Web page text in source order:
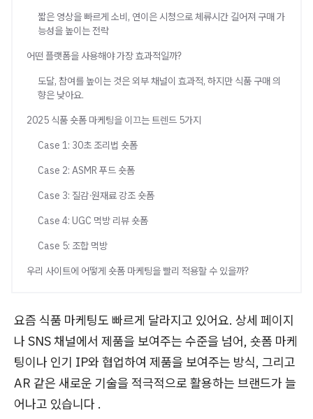
짧은 영상을 빠르게 소비, 연이은 시청으로 체류시간 길어져 구매 가
능성을 높이는 전략
어떤 플랫폼을 사용해야 가장 효과적일까?
도달, 참여를 높이는 것은 외부 채널이 효과적, 하지만 식품 구매 의
향은 낮아요.
2025 식품 숏폼 마케팅을 이끄는 트렌드 5가지
Case 1: 30초 조리법 숏폼
Case 2: ASMR 푸드 숏폼
Case 3: 질감·원재료 강조 숏폼
Case 4: UGC 먹방 리뷰 숏폼
Case 5: 조합 먹방
우리 사이트에 어떻게 숏폼 마케팅을 빨리 적용할 수 있을까?
요즘 식품 마케팅도 빠르게 달라지고 있어요. 상세 페이지
나 SNS 채널에서 제품을 보여주는 수준을 넘어, 숏폼 마케
팅이나 인기 IP와 협업하여 제품을 보여주는 방식, 그리고
AR 같은 새로운 기술을 적극적으로 활용하는 브랜드가 늘
어나고 있습니다 .